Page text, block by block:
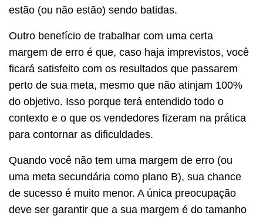
estão (ou não estão) sendo batidas.
Outro benefício de trabalhar com uma certa
margem de erro é que, caso haja imprevistos, você
ficará satisfeito com os resultados que passarem
perto de sua meta, mesmo que não atinjam 100%
do objetivo. Isso porque terá entendido todo o
contexto e o que os vendedores fizeram na prática
para contornar as dificuldades.
Quando você não tem uma margem de erro (ou
uma meta secundária como plano B), sua chance
de sucesso é muito menor. A única preocupação
deve ser garantir que a sua margem é do tamanho